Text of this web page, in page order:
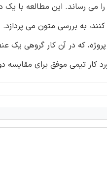
می رساند. این مطالعه با
به بررسی متون می
که در آن کار گروهی یک
تیمی موفق برای مقایسه